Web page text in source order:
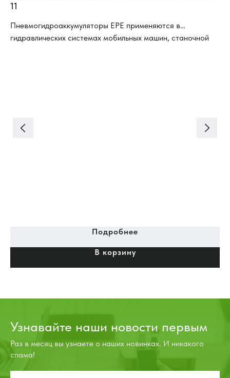
11
Пневмогидроаккумуляторы EPE применяются в
гидравлических системах мобильных машин, станочной
Подробнее
В корзину
Узнавайте наши новости первым
Раз в месяц вы узнаете о наших новинках. И никакого
спама!